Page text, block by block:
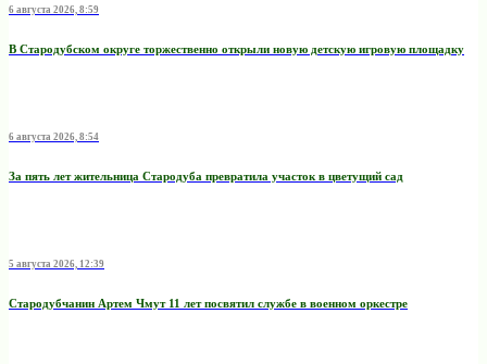
6 августа 2026, 8:59
В Стародубском округе торжественно открыли новую детскую игровую площадку
6 августа 2026, 8:54
За пять лет жительница Стародуба превратила участок в цветущий сад
5 августа 2026, 12:39
Стародубчанин Артем Чмут 11 лет посвятил службе в военном оркестре